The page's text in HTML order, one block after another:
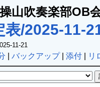
山吹奏楽部OB
表/2025-11-
11-21
バックアップ| 添付| リ